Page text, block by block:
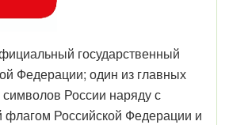
государственный
Федерации; один из главных
символов России наряду с
флагом Российской Федерации и